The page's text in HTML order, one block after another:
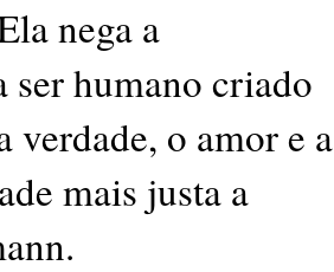
nega a
ser humano criado
verdade, o amor e a
mais justa a